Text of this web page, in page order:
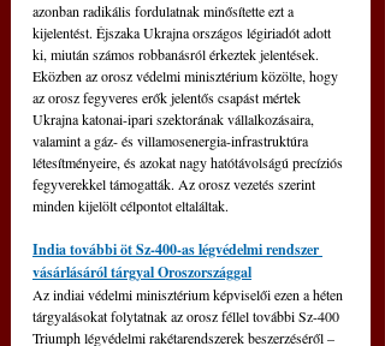
azonban radikális fordulatnak minősítette ezt a
kijelentést. Éjszaka Ukrajna országos légiriadót adott
ki, miután számos robbanásról érkeztek jelentések.
Eközben az orosz védelmi minisztérium közölte, hogy
az orosz fegyveres erők jelentős csapást mértek
Ukrajna katonai-ipari szektorának vállalkozásaira,
valamint a gáz- és villamosenergia-infrastruktúra
létesítményeire, és azokat nagy hatótávolságú precíziós
fegyverekkel támogatták. Az orosz vezetés szerint
minden kijelölt célpontot eltaláltak.
India további öt Sz-400-as légvédelmi rendszer
vásárlásáról tárgyal Oroszországgal
Az indiai védelmi minisztérium képviselői ezen a héten
tárgyalásokat folytatnak az orosz féllel további Sz-400
Triumph légvédelmi rakétarendszerek beszerzéséről –